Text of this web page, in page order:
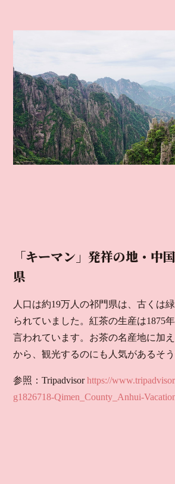
「キーマン」発祥の地・中
県
人口は約19万人の祁門県は、古くは
られていました。紅茶の生産は1875
言われています。お茶の名産地に加
から、観光するのにも人気があるそう
参照：Tripadvisorhttps://
g1826718-Qimen_County_Anhui-